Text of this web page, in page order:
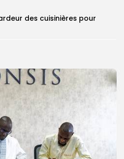
des cuisinières pour